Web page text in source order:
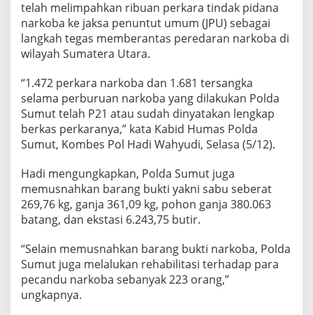
u
T
e
l
h
P
2
1
telah melimpahkan ribuan perkara tindak pidana
narkoba ke jaksa penuntut umum (JPU) sebagai
langkah tegas memberantas peredaran narkoba di
wilayah Sumatera Utara.
“1.472 perkara narkoba dan 1.681 tersangka
selama perburuan narkoba yang dilakukan Polda
Sumut telah P21 atau sudah dinyatakan lengkap
berkas perkaranya,” kata Kabid Humas Polda
Sumut, Kombes Pol Hadi Wahyudi, Selasa (5/12).
Hadi mengungkapkan, Polda Sumut juga
memusnahkan barang bukti yakni sabu seberat
269,76 kg, ganja 361,09 kg, pohon ganja 380.063
batang, dan ekstasi 6.243,75 butir.
“Selain memusnahkan barang bukti narkoba, Polda
Sumut juga melalukan rehabilitasi terhadap para
pecandu narkoba sebanyak 223 orang,”
ungkapnya.